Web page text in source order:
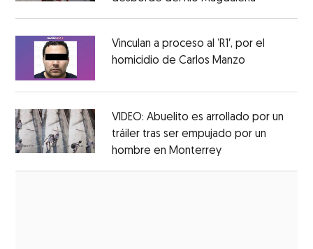
Vinculan a proceso al ’R1′, por el
homicidio de Carlos Manzo
VIDEO: Abuelito es arrollado por un
tráiler tras ser empujado por un
hombre en MonterreyOpens in new